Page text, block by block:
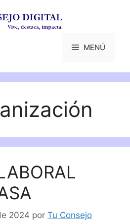
MENÚ
2024 por Tu Consejo